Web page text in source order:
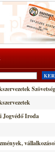
Jogvédő Iroda